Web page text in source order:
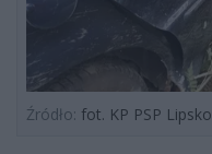
Źródło: fot. KP PSP Lipsko